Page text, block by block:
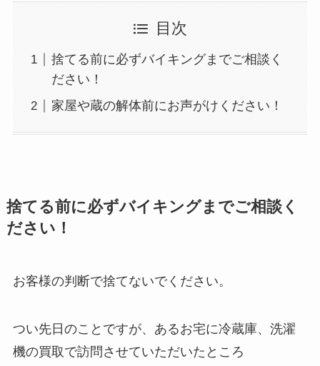
目次
捨てる前に必ずバイキングまでご相談く
ださい！
家屋や蔵の解体前にお声がけください！
捨てる前に必ずバイキングまでご相談く
ださい！
お客様の判断で捨てないでください。
つい先日のことですが、あるお宅に冷蔵庫、洗濯
機の買取で訪問させていただいたところ